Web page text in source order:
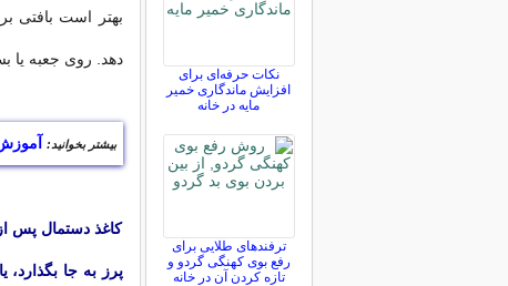
بهتر است بافتی
دهد.‌ روی جعبه یا
بیشتر بخوانید:
کاغذ دستمال پس
پرز به جا
نکات حرفه‌ای برای
افزایش ماندگاری خمیر
مایه در خانه
ترفندهای طلایی برای
رفع بوی کهنگی گردو و
تازه کردن آن در خانه